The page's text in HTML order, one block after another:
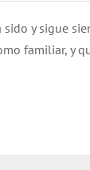
y sigue
familiar, y